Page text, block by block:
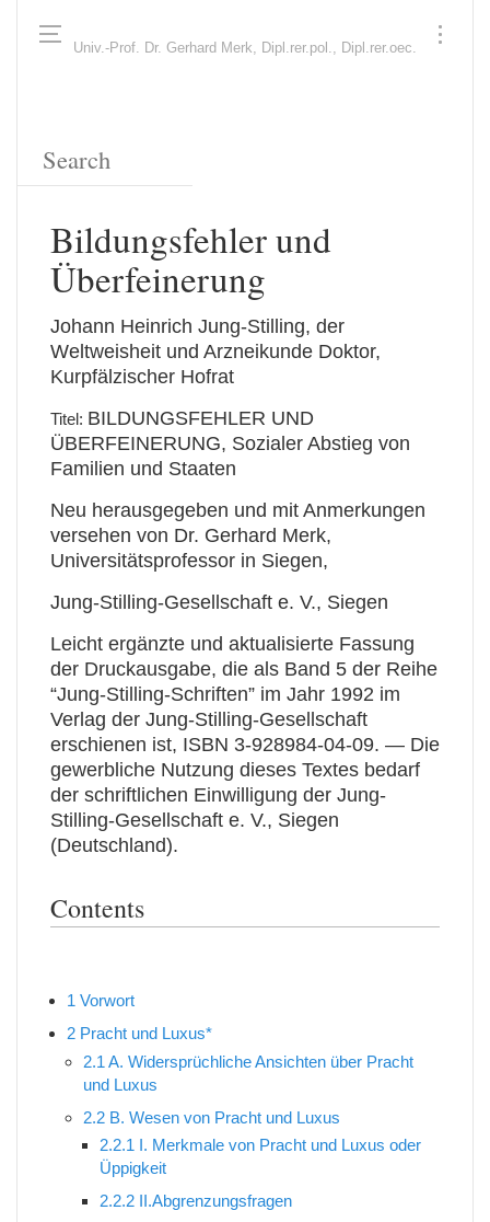
Univ.-Prof. Dr. Gerhard Merk, Dipl.rer.pol., Dipl.rer.oec.
Bildungsfehler und
Überfeinerung
Johann Heinrich Jung-Stilling, der
Weltweisheit und Arzneikunde Doktor,
Kurpfälzischer Hofrat
Titel: BILDUNGSFEHLER UND
ÜBERFEINERUNG, Sozialer Abstieg von
Familien und Staaten
Neu herausgegeben und mit Anmerkungen
versehen von Dr. Gerhard Merk,
Universitätsprofessor in Siegen,
Jung-Stilling-Gesellschaft e. V., Siegen
Leicht ergänzte und aktualisierte Fassung
der Druckausgabe, die als Band 5 der Reihe
“Jung-Stilling-Schriften” im Jahr 1992 im
Verlag der Jung-Stilling-Gesellschaft
erschienen ist, ISBN 3-928984-04-09. — Die
gewerbliche Nutzung dieses Textes bedarf
der schriftlichen Einwilligung der Jung-
Stilling-Gesellschaft e. V., Siegen
(Deutschland).
Contents
1 Vorwort
2 Pracht und Luxus*
2.1 A. Widersprüchliche Ansichten über Pracht
und Luxus
2.2 B. Wesen von Pracht und Luxus
2.2.1 I. Merkmale von Pracht und Luxus oder
Üppigkeit
2.2.2 II.Abgrenzungsfragen